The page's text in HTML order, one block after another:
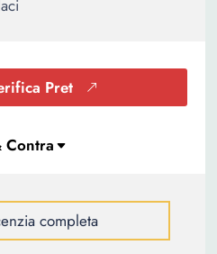
Pret
completa